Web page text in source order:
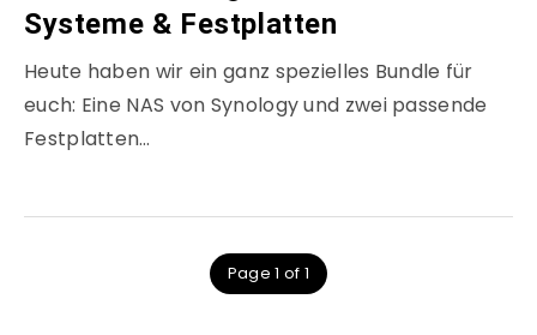
Systeme & Festplatten
Heute haben wir ein ganz spezielles Bundle für
euch: Eine NAS von Synology und zwei passende
Festplatten…
Page 1 of 1